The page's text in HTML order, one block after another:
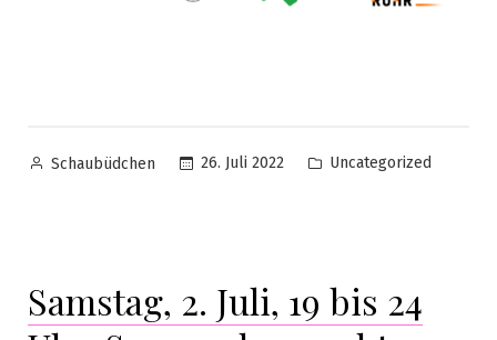
Schaubüdchen 26. Juli 2022 Uncategorized
Samstag, 2. Juli, 19 bis 24